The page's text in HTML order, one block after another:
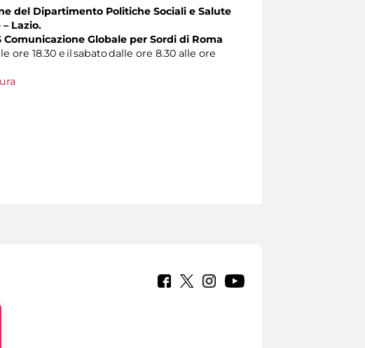
del Dipartimento Politiche Sociali e Salute
Lazio.
Comunicazione Globale per Sordi di Roma
ore 18.30 e il sabato dalle ore 8.30 alle ore